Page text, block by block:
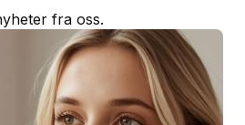
fra oss.